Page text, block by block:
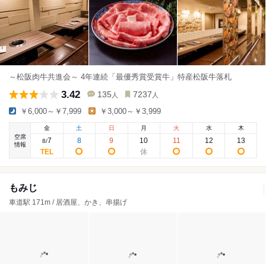
～松阪肉牛共進会～ 4年連続「最優秀賞受賞牛」特産松阪牛落札
3.42 135 人 7237 人
￥6,000～￥7,999 ￥3,000～￥3,999
空席
情報
金
8/7
土
8
日
9
月
10
火
11
水
12
木
13
もみじ
車道駅 171m / 居酒屋、かき、串揚げ